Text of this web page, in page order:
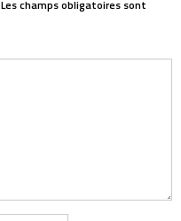
Les champs obligatoires sont